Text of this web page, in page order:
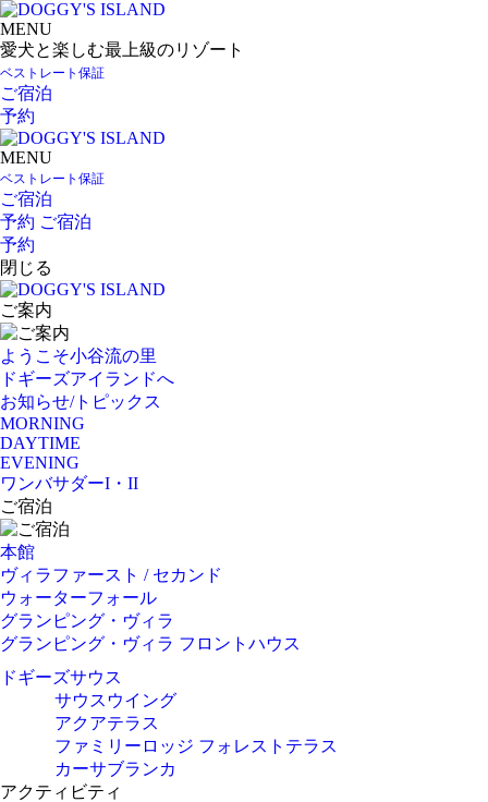
MENU
愛犬と楽しむ最上級のリゾート
ベストレート保証
ご宿泊
予約
MENU
ベストレート保証
ご宿泊
予約 ご宿泊
予約
閉じる
ご案内
ようこそ小谷流の里
ドギーズアイランドへ
お知らせ/トピックス
MORNING
DAYTIME
EVENING
ワンバサダーI・II
ご宿泊
本館
ヴィラファースト / セカンド
ウォーターフォール
グランピング・ヴィラ
グランピング・ヴィラ フロントハウス
ドギーズサウス
サウスウイング
アクアテラス
ファミリーロッジ フォレストテラス
カーサブランカ
アクティビティ